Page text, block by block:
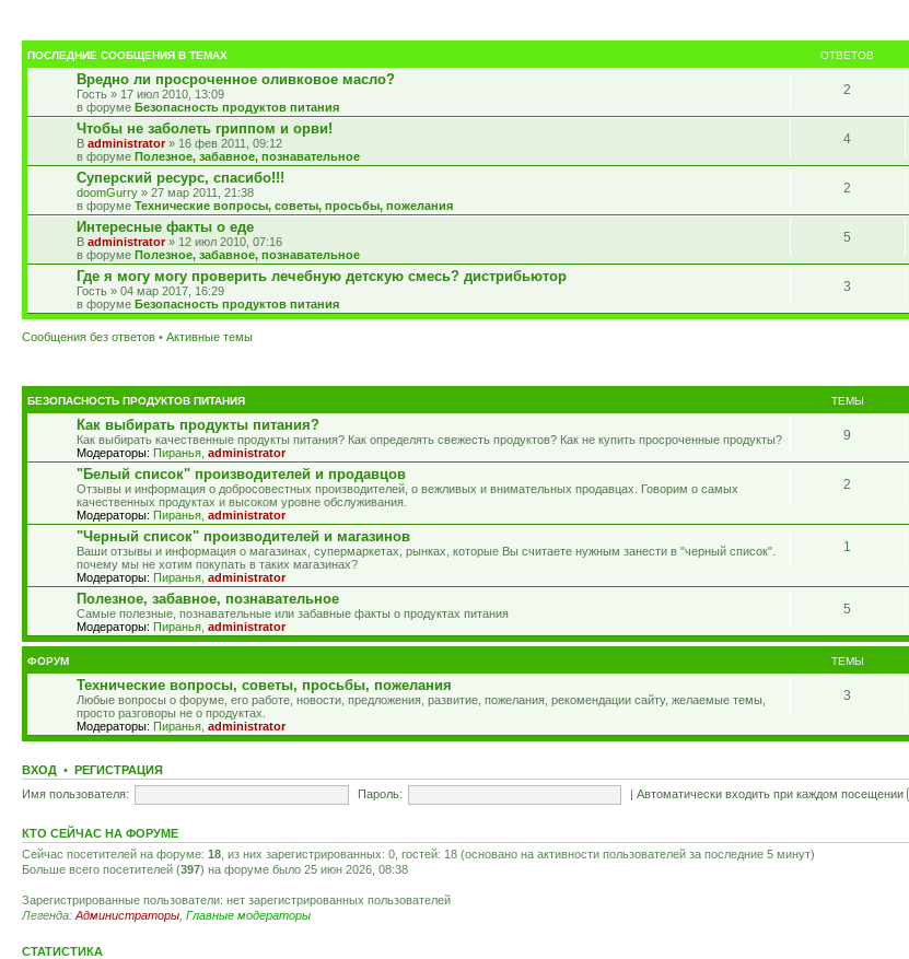
ПОСЛЕДНИЕ СООБЩЕНИЯ В ТЕМАХ ОТВЕТОВ
Вредно ли просроченное оливковое масло?
Гость » 17 июл 2010, 13:09
в форуме Безопасность продуктов питания
2
Чтобы не заболеть гриппом и орви!
administrator» 16 фев 2011, 09:12
в форуме Полезное, забавное, познавательное
4
Суперский ресурс, спасибо!!!
doomGurry » 27 мар 2011, 21:38
в форуме Технические вопросы, советы, просьбы, пожелания
2
Интересные факты о еде
administrator» 12 июл 2010, 07:16
в форуме Полезное, забавное, познавательное
5
Где я могу могу проверить лечебную детскую смесь? дистрибьютор
Гость » 04 мар 2017, 16:29
в форуме Безопасность продуктов питания
3
Сообщения без ответов • Активные темы
БЕЗОПАСНОСТЬ ПРОДУКТОВ ПИТАНИЯ ТЕМЫ
Как выбирать продукты питания?
Как выбирать качественные продукты питания? Как определять свежесть продуктов? Как не купить просроченные продукты?
Модераторы: Пиранья administrator
9
"Белый список" производителей и продавцов
Отзывы и информация о добросовестных производителей, о вежливых и внимательных продавцах. Говорим о самых
качественных продуктах и высоком уровне обслуживания.
Модераторы: Пиранья administrator
2
"Черный список" производителей и магазинов
Ваши отзывы и информация о магазинах, супермаркетах, рынках, которые Вы считаете нужным занести в "черный список".
почему мы не хотим покупать в таких магазинах?
Модераторы: Пиранья administrator
1
Полезное, забавное, познавательное
Самые полезные, познавательные или забавные факты о продуктах питания
Модераторы: Пиранья administrator
5
ФОРУМ ТЕМЫ
Технические вопросы, советы, просьбы, пожелания
Любые вопросы о форуме, его работе, новости, предложения, развитие, пожелания, рекомендации сайту, желаемые темы,
просто разговоры не о продуктах.
Модераторы: Пиранья administrator
3
ВХОД • РЕГИСТРАЦИЯ
Имя пользователя:
Пароль: |Автоматически входить при каждом посещении
КТО СЕЙЧАС НА ФОРУМЕ
Сейчас посетителей на форуме: 18 , из них зарегистрированных: 0, гостей: 18 (основано на активности пользователей за последние 5 минут)
Больше всего посетителей (397) на форуме было 25 июн 2026, 08:38
Зарегистрированные пользователи: нет зарегистрированных пользователей
Легенда: Администраторы Главные модераторы
СТАТИСТИКА